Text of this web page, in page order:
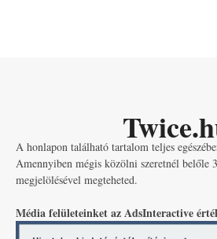
A honlapon található tartalom teljes
Amennyiben mégis közölni szeretnél belőle
megjelölésével megteheted.
Média felületeinket az AdsInteractive